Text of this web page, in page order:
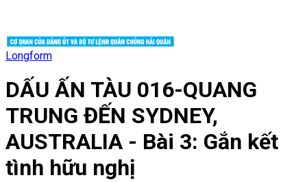
Longform
DẤU ẤN TÀU 016-QUANG
TRUNG ĐẾN SYDNEY,
AUSTRALIA - Bài 3: Gắn kết
tình hữu nghị